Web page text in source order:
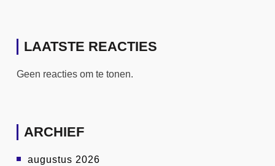
LAATSTE REACTIES
Geen reacties om te tonen.
ARCHIEF
augustus 2026